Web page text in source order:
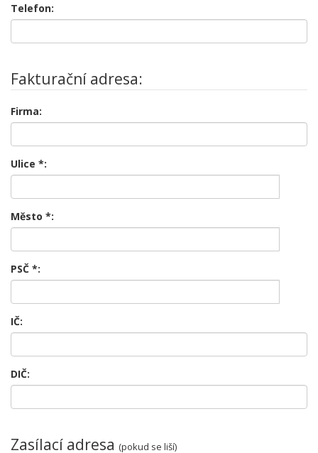
Telefon:
Fakturační adresa:
Firma:
Ulice *:
Město *:
PSČ *:
IČ:
DIČ:
Zasílací adresa (pokud se liší)